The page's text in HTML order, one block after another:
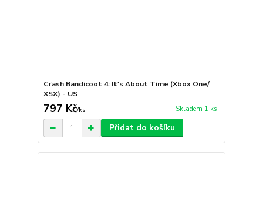
Crash Bandicoot 4: It's About Time (Xbox One/
XSX) - US
797 Kč/ks Skladem 1 ks
Přidat do košíku